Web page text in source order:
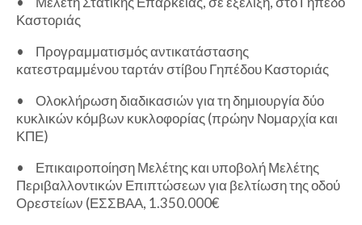
Καστοριάς
•
Προγραμματισμός αντικατάστασης
κατεστραμμένου ταρτάν στίβου Γηπέδου Καστοριάς
•
Ολοκλήρωση διαδικασιών για τη δημιουργία δύο
κυκλικών κόμβων κυκλοφορίας (πρώην Νομαρχία και
ΚΠΕ)
•
Επικαιροποίηση Μελέτης και υποβολή Μελέτης
Περιβαλλοντικών Επιπτώσεων για βελτίωση της οδού
Ορεστείων (ΕΣΣΒΑΑ, 1.350.000€